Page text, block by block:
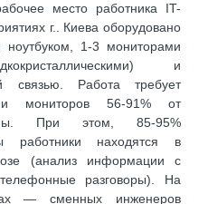
место работника IT-
г.. Киева оборудовано
1-3 мониторами
и
связью. Работа требует
мониторов 56-91% от
При этом, 85-95%
работники находятся в
(анализ информации с
разговоры). На
— сменных инженеров